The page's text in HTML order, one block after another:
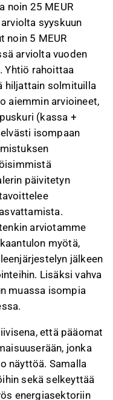
noin 25 MEUR
syyskuun
noin 5 MEUR
arviolta vuoden
Yhtiö rahoittaa
hiljattain solmituilla
aiemmin arvioineet,
(kassa +
isompaan
päivitetyn
arviotamme
myötä,
jälkeen
Lisäksi vahva
muassa isompia
että pääomat
jonka
näyttöä. Samalla
sekä selkeyttää
energiasektoriin